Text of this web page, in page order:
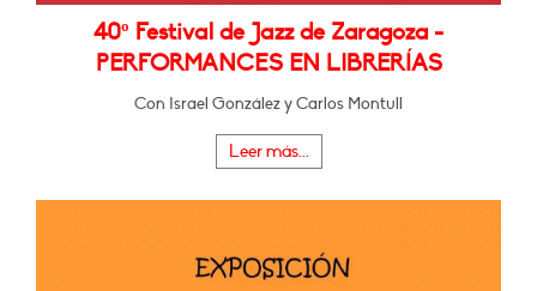
40º Festival de Jazz de Zaragoza -
PERFORMANCES EN LIBRERÍAS
Con Israel González y Carlos Montull
Leer más...